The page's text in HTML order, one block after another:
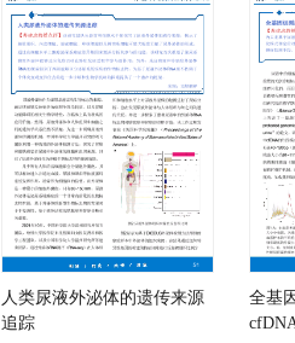
人类尿液外泌体的遗传来源
追踪
全基